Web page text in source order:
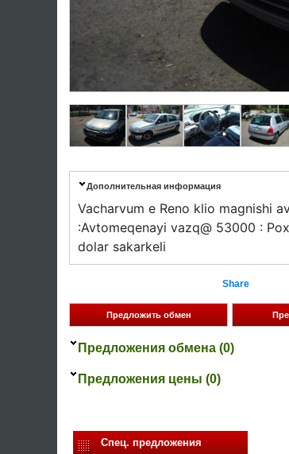
Дополнительная информация
Vacharvum e Reno klio magnishi
:Avtomeqenayi vazq@ 53000 :
dolar sakarkeli
Share
Предложения обмена (0)
Предложения цены (0)
Спец. предложения